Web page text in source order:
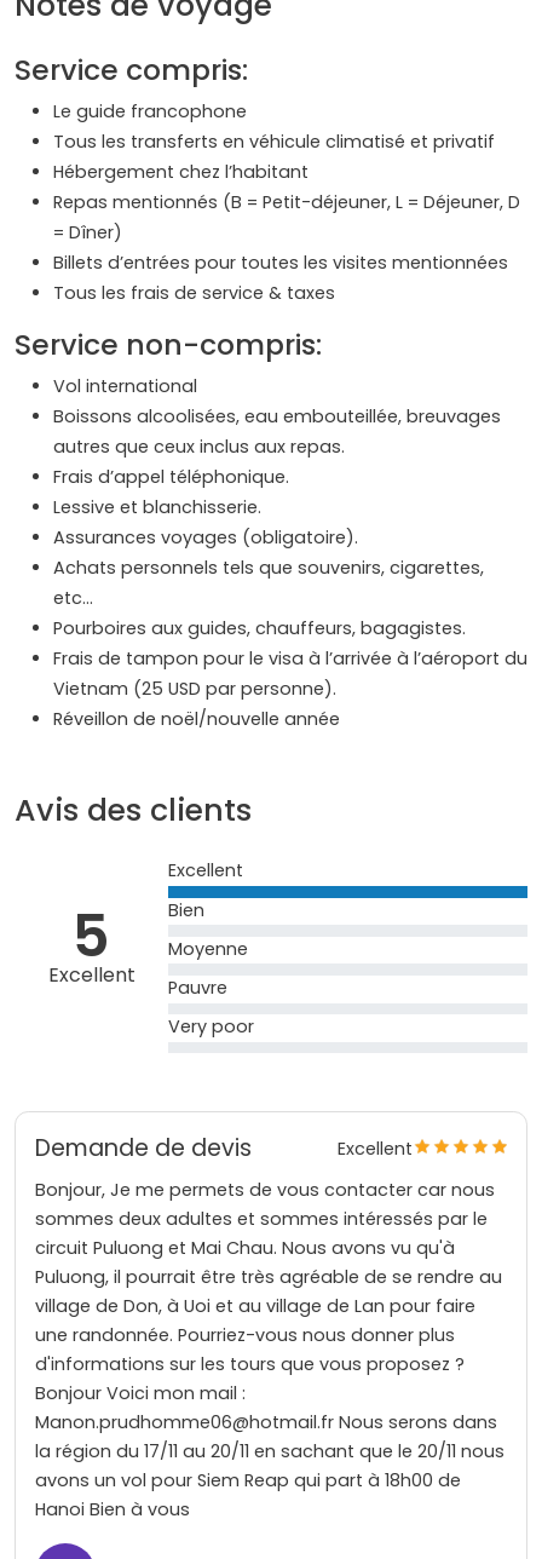
Service compris:
Le guide francophone
Tous les transferts en véhicule climatisé et privatif
Hébergement chez l’habitant
Repas mentionnés (B = Petit-déjeuner, L = Déjeuner, D
= Dîner)
Billets d’entrées pour toutes les visites mentionnées
Tous les frais de service & taxes
Service non-compris:
Vol international
Boissons alcoolisées, eau embouteillée, breuvages
autres que ceux inclus aux repas.
Frais d’appel téléphonique.
Lessive et blanchisserie.
Assurances voyages (obligatoire).
Achats personnels tels que souvenirs, cigarettes,
etc…
Pourboires aux guides, chauffeurs, bagagistes.
Frais de tampon pour le visa à l’arrivée à l’aéroport du
Vietnam (25 USD par personne).
Réveillon de noël/nouvelle année
Avis des clients
5
Excellent
Excellent
Bien
Moyenne
Pauvre
Very poor
Demande de devis
Excellent
Bonjour, Je me permets de vous contacter car nous
sommes deux adultes et sommes intéressés par le
circuit Puluong et Mai Chau. Nous avons vu qu'à
Puluong, il pourrait être très agréable de se rendre au
village de Don, à Uoi et au village de Lan pour faire
une randonnée. Pourriez-vous nous donner plus
d'informations sur les tours que vous proposez ?
Bonjour Voici mon mail :
Manon.prudhomme06@hotmail.fr Nous serons dans
la région du 17/11 au 20/11 en sachant que le 20/11 nous
avons un vol pour Siem Reap qui part à 18h00 de
Hanoi Bien à vous